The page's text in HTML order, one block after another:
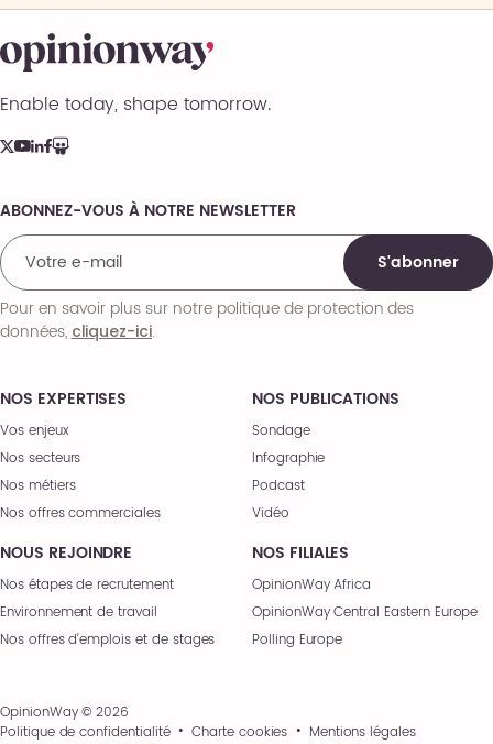
Enable today, shape tomorrow.
NOS EXPERTISES
Vos enjeux
Nos secteurs
Nos métiers
Nos offres commerciales
NOS PUBLICATIONS
Sondage
Infographie
Podcast
Vidéo
NOUS REJOINDRE
Nos étapes de recrutement
Environnement de travail
Nos offres d’emplois et de stages
NOS FILIALES
OpinionWay Africa
OpinionWay Central Eastern Europe
Polling Europe
Comments
ABONNEZ-VOUS À NOTRE NEWSLETTER
S'abonner
Pour en savoir plus sur notre politique de protection des
données,cliquez-ici.
OpinionWay © 2026
Politique de confidentialité
Charte cookies
Mentions légales